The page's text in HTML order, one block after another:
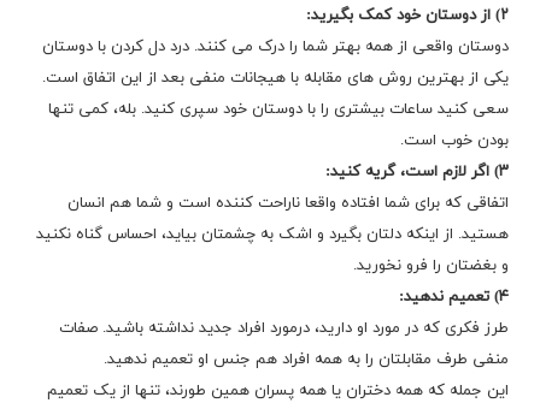
۲) از دوستان خود کمک بگیرید:
دوستان واقعی از همه بهتر شما را درک می کنند. درد دل کردن با دوستان
یکی از بهترین روش های مقابله با هیجانات منفی بعد از این اتفاق است.
سعی کنید ساعات بیشتری را با دوستان خود سپری کنید. بله، کمی تنها
بودن خوب است.
۳) اگر لازم است، گریه کنید:
اتفاقی که برای شما افتاده واقعا ناراحت کننده است و شما هم انسان
هستید. از اینکه دلتان بگیرد و اشک به چشمتان بیاید، احساس گناه نکنید
و بغضتان را فرو نخورید.
۴) تعمیم ندهید:
طرز فکری که در مورد او دارید، درمورد افراد جدید نداشته باشید. صفات
منفی طرف مقابلتان را به همه افراد هم جنس او تعمیم ندهید.
این جمله که همه دختران یا همه پسران همین طورند، تنها از یک تعمیم